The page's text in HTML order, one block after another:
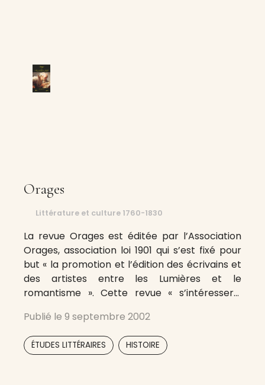
Orages
Littérature et culture 1760-1830
La revue Orages est éditée par l’Association
Orages, association loi 1901 qui s’est fixé pour
but « la promotion et l’édition des écrivains et
des artistes entre les Lumières et le
romantisme ». Cette revue « s’intéressera,
la période s’étendant de 1760 à 1830 environ,
c’est-à-dire à la charnière
Publié le 9 septembre 2002
ÉTUDES LITTÉRAIRES HISTOIRE